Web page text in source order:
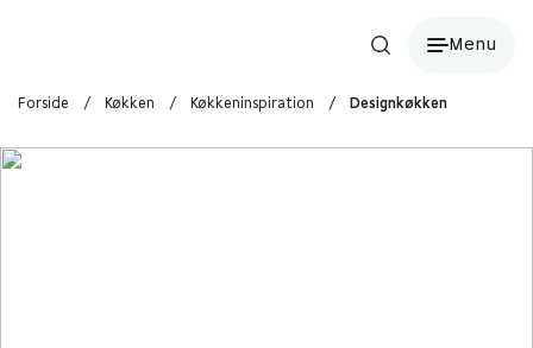
Menu
Forside / Køkken / Køkkeninspiration / Designkøkken